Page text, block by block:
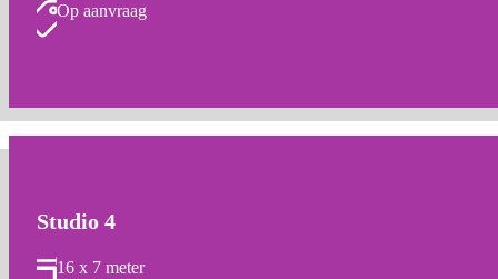
Op aanvraag
Studio 4
16 x 7 meter